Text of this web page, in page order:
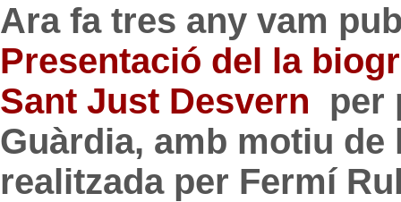
Ara fa tres any vam
Presentació del la
Sant Just Desvern per
Guàrdia, amb motiu
realitzada per Fermí